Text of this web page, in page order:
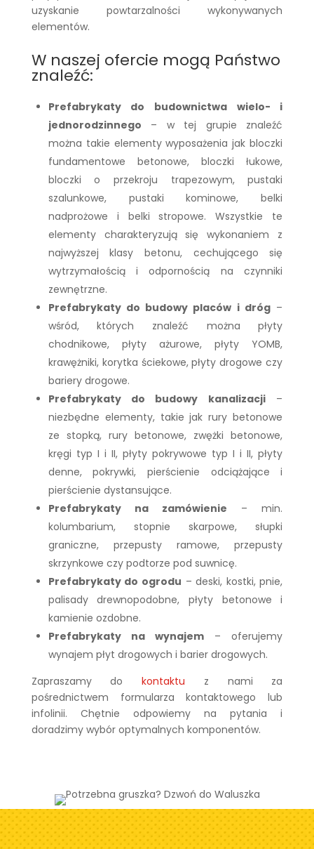
uzyskanie powtarzalności wykonywanych
elementów.
W naszej ofercie mogą Państwo
znaleźć:
Prefabrykaty do budownictwa wielo- i
jednorodzinnego – w tej grupie znaleźć
można takie elementy wyposażenia jak bloczki
fundamentowe betonowe, bloczki łukowe,
bloczki o przekroju trapezowym, pustaki
szalunkowe, pustaki kominowe, belki
nadprożowe i belki stropowe. Wszystkie te
elementy charakteryzują się wykonaniem z
najwyższej klasy betonu, cechującego się
wytrzymałością i odpornością na czynniki
zewnętrzne.
Prefabrykaty do budowy placów i dróg–
wśród, których znaleźć można płyty
chodnikowe, płyty ażurowe, płyty YOMB,
krawężniki, korytka ściekowe, płyty drogowe czy
bariery drogowe.
Prefabrykaty do budowy kanalizacji–
niezbędne elementy, takie jak rury betonowe
ze stopką, rury betonowe, zwężki betonowe,
kręgi typ I i II, płyty pokrywowe typ I i II, płyty
denne, pokrywki, pierścienie odciążające i
pierścienie dystansujące.
Prefabrykaty na zamówienie – min.
kolumbarium, stopnie skarpowe, słupki
graniczne, przepusty ramowe, przepusty
skrzynkowe czy podtorze pod suwnicę.
Prefabrykaty do ogrodu – deski, kostki, pnie,
palisady drewnopodobne, płyty betonowe i
kamienie ozdobne.
Prefabrykaty na wynajem – oferujemy
wynajem płyt drogowych i barier drogowych.
Zapraszamy dokontaktu z nami za
pośrednictwem formularza kontaktowego lub
infolinii. Chętnie odpowiemy na pytania i
doradzimy wybór optymalnych komponentów.